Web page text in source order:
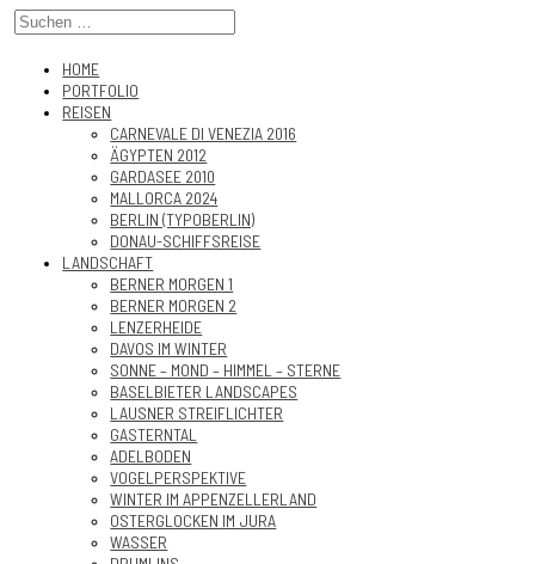
HOME
PORTFOLIO
REISEN
CARNEVALE DI VENEZIA 2016
ÄGYPTEN 2012
GARDASEE 2010
MALLORCA 2024
BERLIN (TYPOBERLIN)
DONAU-SCHIFFSREISE
LANDSCHAFT
BERNER MORGEN 1
BERNER MORGEN 2
LENZERHEIDE
DAVOS IM WINTER
SONNE – MOND – HIMMEL – STERNE
BASELBIETER LANDSCAPES
LAUSNER STREIFLICHTER
GASTERNTAL
ADELBODEN
VOGELPERSPEKTIVE
WINTER IM APPENZELLERLAND
OSTERGLOCKEN IM JURA
WASSER